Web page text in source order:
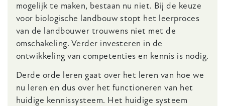
mogelijk te maken, bestaan nu niet. Bij de keuze
voor biologische landbouw stopt het leerproces
van de landbouwer trouwens niet met de
omschakeling. Verder investeren in de
ontwikkeling van competenties en kennis is nodig.
Derde orde leren gaat over het leren van hoe we
nu leren en dus over het functioneren van het
huidige kennissysteem. Het huidige systeem